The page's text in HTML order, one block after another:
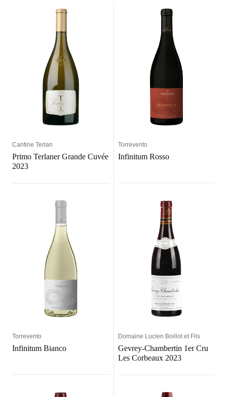
Cantine Terlan
Primo Terlaner Grande Cuvée
2023
Torrevento
Infinitum Rosso
Torrevento
Infinitum Bianco
Domaine Lucien Boillot et Fils
Gevrey-Chambertin 1er Cru
Les Corbeaux 2023